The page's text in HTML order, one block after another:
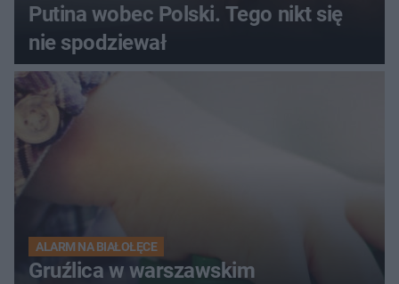
Putina wobec Polski. Tego nikt się
nie spodziewał
ALARM NA BIAŁOŁĘCE
Gruźlica w warszawskim